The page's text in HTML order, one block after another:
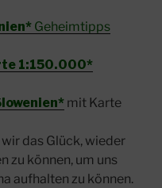
Geheimtipps
1:150.000*
mit Karte
das Glück, wieder
zu können, um uns
aufhalten zu können.